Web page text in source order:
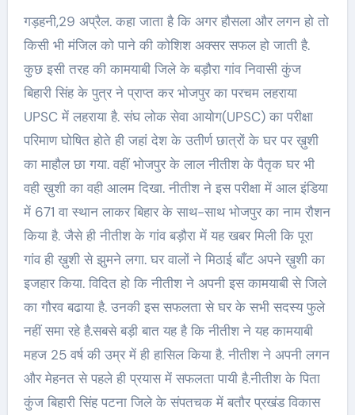
गड़हनी,29 अप्रैल. कहा जाता है कि अगर हौसला और लगन हो तो
किसी भी मंजिल को पाने की कोशिश अक्सर सफल हो जाती है.
कुछ इसी तरह की कामयाबी जिले के बड़ौरा गांव निवासी कुंज
बिहारी सिंह के पुत्र ने प्राप्त कर भोजपुर का परचम लहराया
UPSC में लहराया है. संघ लोक सेवा आयोग(UPSC) का परीक्षा
परिमाण घोषित होते ही जहां देश के उतीर्ण छात्रों के घर पर ख़ुशी
का माहौल छा गया. वहीं भोजपुर के लाल नीतीश के पैतृक घर भी
वही ख़ुशी का वही आलम दिखा. नीतीश ने इस परीक्षा में आल इंडिया
में 671 वा स्थान लाकर बिहार के साथ-साथ भोजपुर का नाम रौशन
किया है. जैसे ही नीतीश के गांव बड़ौरा में यह खबर मिली कि पूरा
गांव ही ख़ुशी से झुमने लगा. घर वालों ने मिठाई बाँट अपने ख़ुशी का
इजहार किया. विदित हो कि नीतीश ने अपनी इस कामयाबी से जिले
का गौरव बढाया है. उनकी इस सफलता से घर के सभी सदस्य फुले
नहीं समा रहे है.सबसे बड़ी बात यह है कि नीतीश ने यह कामयाबी
महज 25 वर्ष की उम्र में ही हासिल किया है. नीतीश ने अपनी लगन
और मेहनत से पहले ही प्रयास में सफलता पायी है.नीतीश के पिता
कुंज बिहारी सिंह पटना जिले के संपतचक में बतौर प्रखंड विकास